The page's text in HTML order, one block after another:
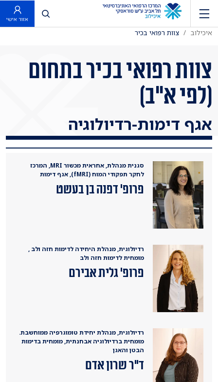
פתח חיפוש
אזור אישי
איכילוב צוות רפואי בכיר
צוות רפואי בכיר בתחום
(לפי א"ב)
אגף דימות-רדיולוגיה
סגנית מנהלת, אחראית מכשור MRI, המרכז
לחקר תפקודי המוח (fMRI), אגף דימות
פרופ' דפנה בן בעשט
רדיולוגית, מנהלת היחידה לדימות חזה ולב ,
מומחית לדימות חזה ולב
פרופ' גלית אבירם
רדיולוגית, מנהלת יחידת טומוגרפיה ממוחשבת.
מומחית ברדיולוגיה אבחנתית, מומחית בדימות
הבטן והאגן
ד"ר שרון אדם